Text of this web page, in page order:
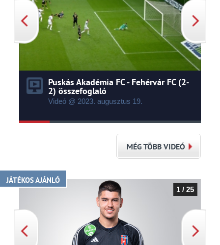
Puskás Akadémia FC - Fehérvár FC (2-
2) összefoglaló
Videó @ 2023. augusztus 19.
MÉG TÖBB VIDEÓ
JÁTÉKOS AJÁNLÓ
1 / 25